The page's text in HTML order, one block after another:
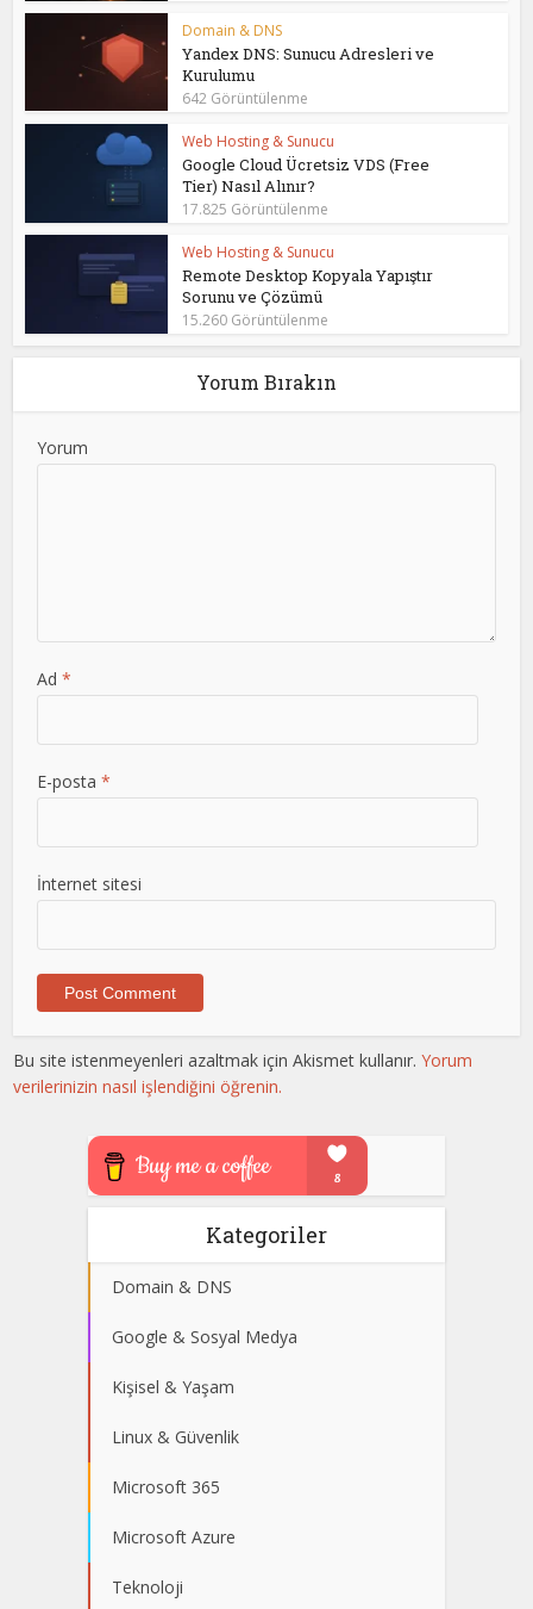
Domain & DNS
Yandex DNS: Sunucu Adresleri ve
Kurulumu
642 Görüntülenme
Web Hosting & Sunucu
Google Cloud Ücretsiz VDS (Free
Tier) Nasıl Alınır?
17.825 Görüntülenme
Web Hosting & Sunucu
Remote Desktop Kopyala Yapıştır
Sorunu ve Çözümü
15.260 Görüntülenme
Yorum Bırakın
Yorum
Ad*
E-posta*
İnternet sitesi
Bu site istenmeyenleri azaltmak için Akismet kullanır.Yorum
verilerinizin nasıl işlendiğini öğrenin.
Kategoriler
Domain & DNS
Google & Sosyal Medya
Kişisel & Yaşam
Linux & Güvenlik
Microsoft 365
Microsoft Azure
Teknoloji